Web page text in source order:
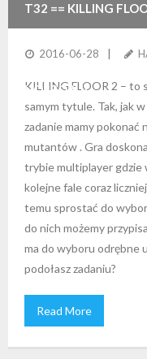
T32 == KILLING
MULTIPLAYER FPP
HORRORU!
2016-06-28
KILLING FLOOR 2 – to
samym tytule. Tak, jak
zadanie mamy pokonać
mutantów . Gra
trybie multiplayer gdzie
kolejne fale coraz
temu sprostać do
do nich możemy
ma do wyboru odrębne
podołasz zadaniu?
Read More